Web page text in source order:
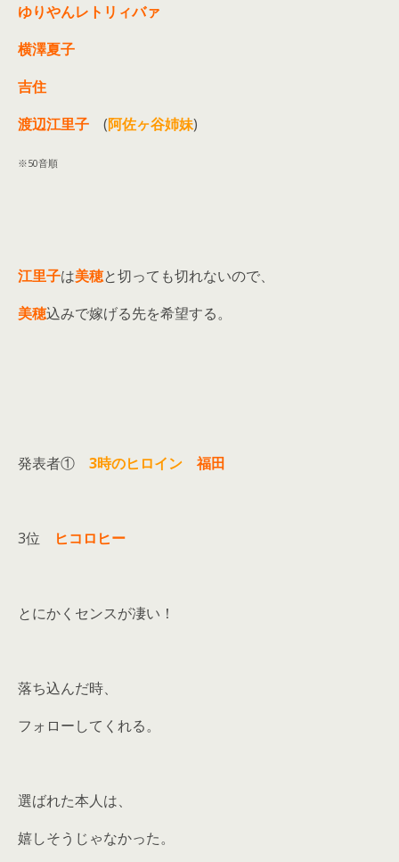
ゆりやんレトリィバァ
横澤夏子
吉住
渡辺江里子 (阿佐ヶ谷姉妹)
※50音順
江里子は美穂と切っても切れないので、
美穂込みで嫁げる先を希望する。
発表者① 3時のヒロイン 福田
3位 ヒコロヒー
とにかくセンスが凄い！
落ち込んだ時、
フォローしてくれる。
選ばれた本人は、
嬉しそうじゃなかった。